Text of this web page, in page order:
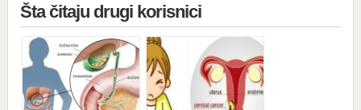
Šta čitaju drugi korisnici